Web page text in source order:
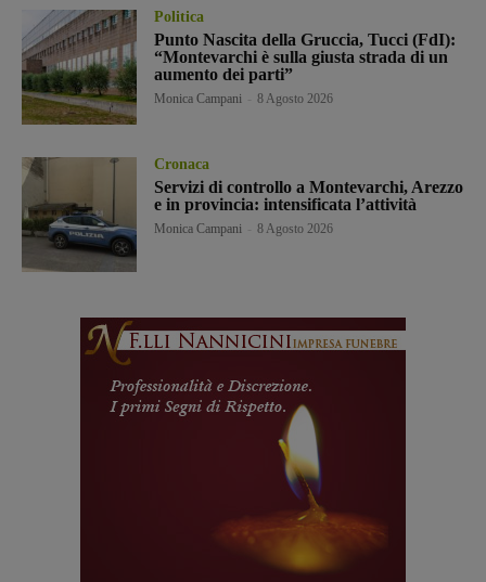
Politica
Punto Nascita della Gruccia, Tucci (FdI):
“Montevarchi è sulla giusta strada di un
aumento dei parti”
Monica Campani 8 Agosto 2026
Cronaca
Servizi di controllo a Montevarchi, Arezzo
e in provincia: intensificata l’attività
Monica Campani 8 Agosto 2026